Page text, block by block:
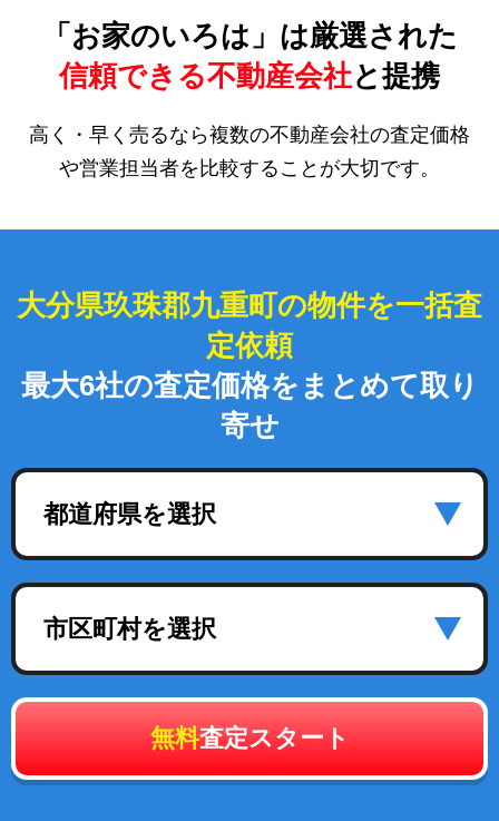
「お家のいろは」は厳選された
信頼できる不動産会社と提携
高く・早く売るなら複数の不動産会社の査定価格
や営業担当者を比較することが大切です。
大分県玖珠郡九重町の物件を一括査
定依頼
最大6社の査定価格をまとめて取り
寄せ
都道府県を選択
市区町村を選択
無料査定スタート